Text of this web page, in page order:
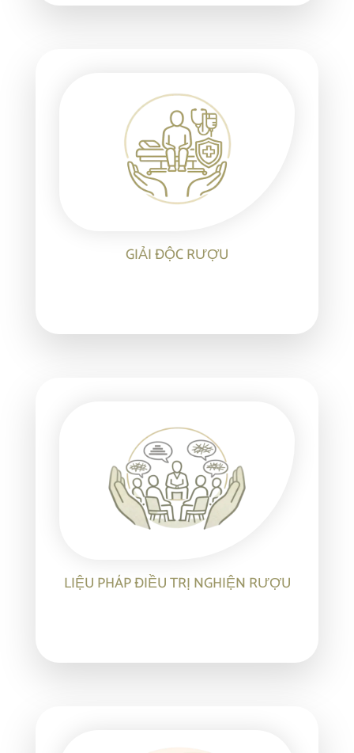
GIẢI ĐỘC RƯỢU
LIỆU PHÁP ĐIỀU TRỊ NGHIỆN RƯỢU